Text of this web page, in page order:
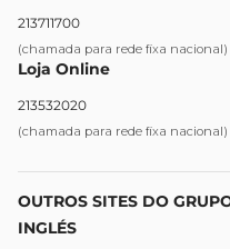
213711700
(chamada para rede fixa nacional)
Loja Online
213532020
(chamada para rede fixa nacional)
OUTROS SITES DO
INGLÉS